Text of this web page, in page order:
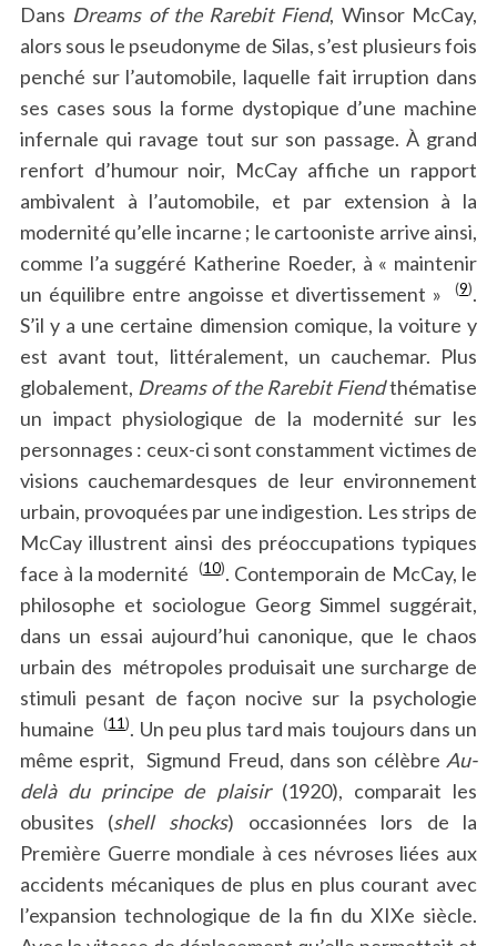
Dans Dreams of the Rarebit Fiend, Winsor McCay,
alors sous le pseudonyme de Silas, s’est plusieurs fois
penché sur l’automobile, laquelle fait irruption dans
ses cases sous la forme dystopique d’une machine
infernale qui ravage tout sur son passage. À grand
renfort d’humour noir, McCay affiche un rapport
ambivalent à l’automobile, et par extension à la
modernité qu’elle incarne ; le cartooniste arrive ainsi,
comme l’a suggéré Katherine Roeder, à « maintenir
un équilibre entre angoisse et divertissement »(9).
S’il y a une certaine dimension comique, la voiture y
est avant tout, littéralement, un cauchemar. Plus
globalement, Dreams of the Rarebit Fiendthématise
un impact physiologique de la modernité sur les
personnages : ceux-ci sont constamment victimes de
visions cauchemardesques de leur environnement
urbain, provoquées par une indigestion. Les strips de
McCay illustrent ainsi des préoccupations typiques
face à la modernité
(10). Contemporain de McCay, le
philosophe et sociologue Georg Simmel suggérait,
dans un essai aujourd’hui canonique, que le chaos
urbain des métropoles produisait une surcharge de
stimuli pesant de façon nocive sur la psychologie
humaine(11). Un peu plus tard mais toujours dans un
même esprit, Sigmund Freud, dans son célèbre Au-
delà du principe de plaisir(1920), comparait les
obusites (shell shocks) occasionnées lors de la
Première Guerre mondiale à ces névroses liées aux
accidents mécaniques de plus en plus courant avec
l’expansion technologique de la fin du XIXe siècle.